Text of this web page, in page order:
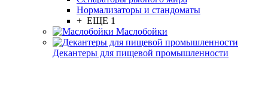
Нормализаторы и стандоматы
+ ЕЩЕ 1
Маслобойки
Декантеры для пищевой промышленности